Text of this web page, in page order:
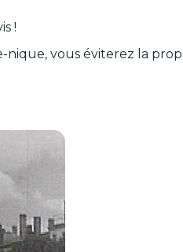
!
nique, vous éviterez la